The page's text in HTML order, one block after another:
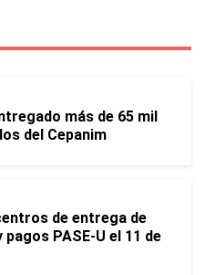
más de 65 mil
del Cepanim
de entrega de
PASE-U el 11 de